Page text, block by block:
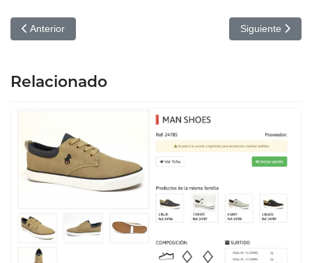
Artículo anterior: Día Internacional de los Museos Elche 2022
Anterior Artículo
Siguiente
Relacionado